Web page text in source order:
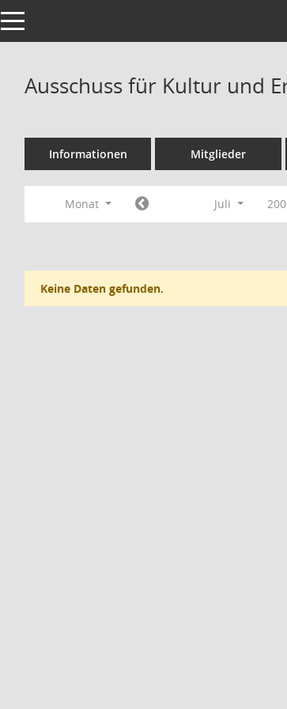
Toggle navigation
Ausschuss für Kultur und
Informationen Mitglieder
Monat Juli
Keine Daten gefunden.